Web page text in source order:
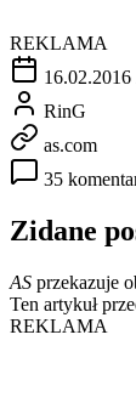
REKLAMA
16.02.2016
RinG
as.com
35
Zidane
AS przekazuje
Ten artykuł
REKLAMA